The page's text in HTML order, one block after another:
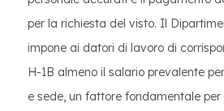
per la richiesta del visto. Il
impone ai datori di lavoro di
H-1B almeno il salario prevalente
e sede, un fattore fondamentale